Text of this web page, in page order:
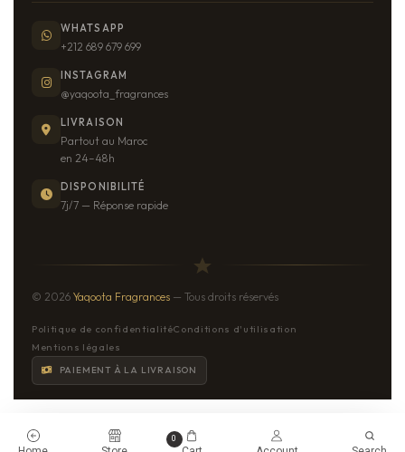
WHATSAPP
+212 689 679 699
INSTAGRAM
@yaqoota_fragrances
LIVRAISON
Partout au Maroc
en 24–48h
DISPONIBILITÉ
7j/7 — Réponse rapide
© 2026 Yaqoota Fragrances — Tous droits réservés
Politique de confidentialitéConditions d'utilisation
Mentions légales
PAIEMENT À LA LIVRAISON
0